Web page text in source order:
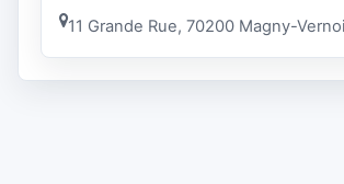
11 Grande Rue, 70200 Magny-